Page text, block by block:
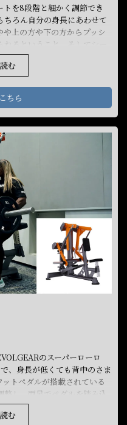
を8段階と細かく調節でき
ちろん自分の身長にあわせて
上の方や下の方からプッシ
るということ。そしてシー
だったらいいけど、グリッ
ペダルを踏んでグリップを
よって怪我も防止すること
リエーションがあり、水平に
う場合が多いけれど、ニュ
かい合った状態でのプレス
量を扱うことが多いマシン
も20kgプレートを片側5枚
も対応できている優れたマ
む
ちら
のスーパーローロ
、身長が低くても背中のさま
トペダルが搭載されている
し、両足でペダルを踏み込
レーニングをスタートでき
、ワンハンドでのトレーニ
む